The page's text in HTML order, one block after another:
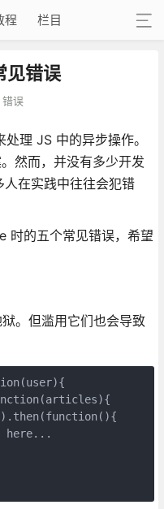
程 栏目
见错误
错误
理 JS 中的异步操作。
然而，并没有多少开发
在实践中往往会犯错
时的五个常见错误，希望
。但滥用它们也会导致
here...